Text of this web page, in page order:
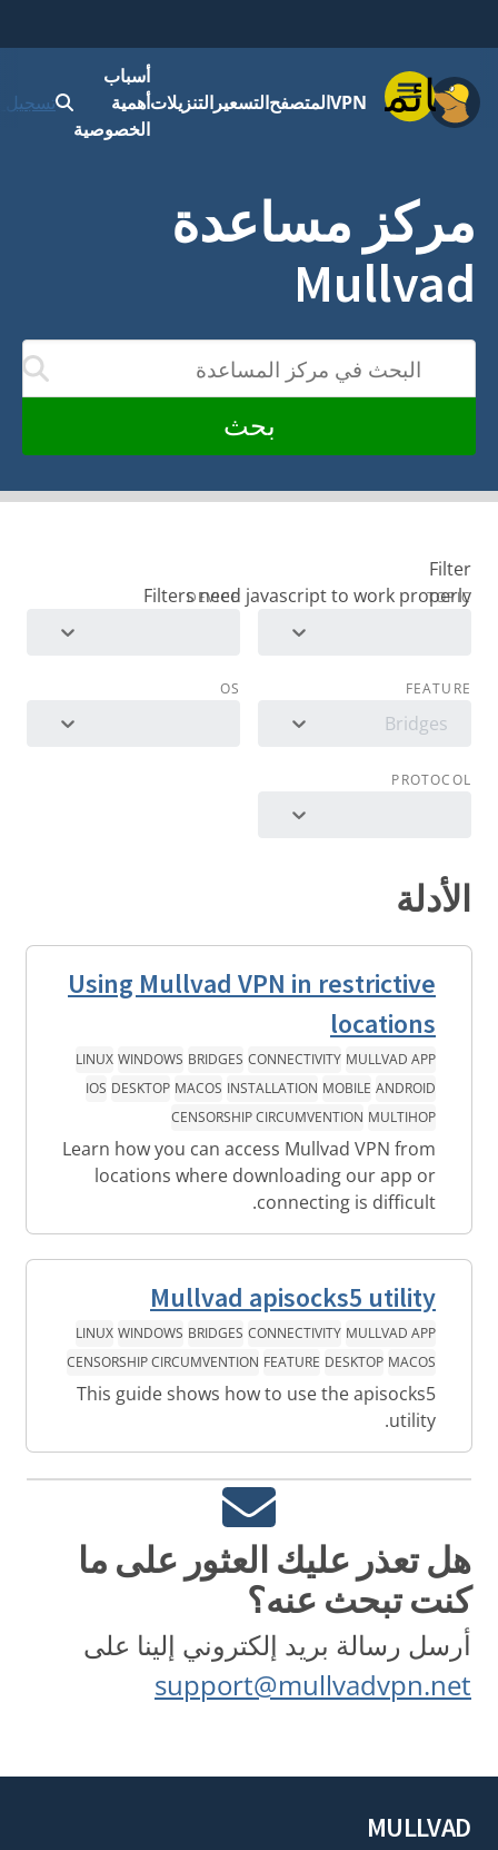
قائمةVPNالمتصفحالتسعيرالتنزيلات
أسباب
أهمية
الخصوصية
تسجيل
مركز مساعدة
Mullvad
سيتم تحديث
بحث
Filter
TOPIC
DEVICE
FEATURE
Bridges
OS
PROTOCOL
الأدلة
Using Mullvad VPN in restrictive
locations
MULLVAD APP
CONNECTIVITY
BRIDGES
WINDOWS
LINUX
ANDROID
MOBILE
INSTALLATION
MACOS
DESKTOP
IOS
MULTIHOP
CENSORSHIP CIRCUMVENTION
Learn how you can access Mullvad VPN from
locations where downloading our app or
connecting is difficult.
Mullvad apisocks5 utility
MULLVAD APP
CONNECTIVITY
BRIDGES
WINDOWS
LINUX
MACOS
DESKTOP
FEATURE
CENSORSHIP CIRCUMVENTION
This guide shows how to use the apisocks5
utility.
هل تعذر عليك العثور على ما
كنت تبحث عنه؟
أرسل رسالة بريد إلكتروني إلينا على
support@mullvadvpn.net
MULLVAD